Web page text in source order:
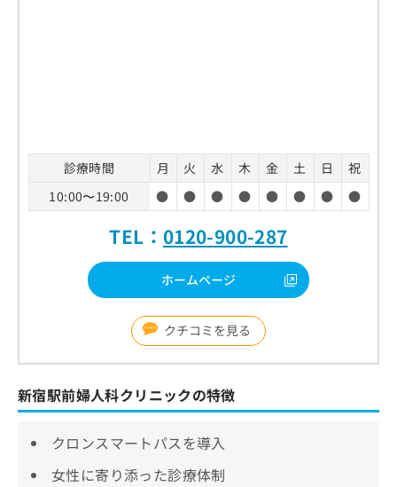
診療時間 月 火 水 木 金 土 日
祝
10:00〜19:00
● ● ● ● ● ● ● ●
TEL： 0120-900-287
ホームページ
クチコミを見る
新宿駅前婦人科クリニックの特徴
クロンスマートパスを導入
女性に寄り添った診療体制